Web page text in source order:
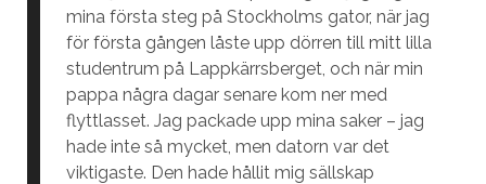
mina första steg på Stockholms gator, när jag
för första gången låste upp dörren till mitt lilla
studentrum på Lappkärrsberget, och när min
pappa några dagar senare kom ner med
flyttlasset. Jag packade upp mina saker – jag
hade inte så mycket, men datorn var det
viktigaste. Den hade hållit mig sällskap